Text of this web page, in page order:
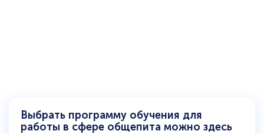
Выбрать программу обучения для
работы в сфере общепита можно здесь